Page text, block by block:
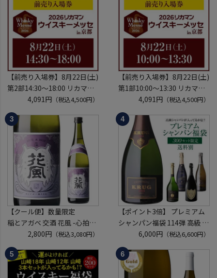
【前売り入場券】8月22日(土)
第2部14:30～18:00 リカマン
ウイスキーメッセ in京都
2026 1枚
入場券となるeチケットは【8
月中旬】にメールにて配信予
※代引き決済不可
4,091円（税込4,500円）
【前売り入場券】8月22日(土)
第1部10:00～13:30 リカマン
ウイスキーメッセ in京都
2026 1枚
入場券となるeチケットは【8
月中旬】にメールにて配信予
※代引き決済不可
4,091円 （税込4,500円）
【クール便】数量限定
稲とアガベ 交酒 花風 -心拍-
KYOTO EDITION 720ml こう
しゅ はなかぜ craft sake クラ
フトサケ 秋田県 男鹿市
2,800円（税込3,080円）
【ポイント3倍】 プレミアム
シャンパン福袋 114弾 高級 シ
ャンパン を探せ トゥルベ ト
レゾール クリュッグ 2004 が
入ってるかも!? 【先着300
本】 シャンパン シャンパーニ
6,000円 （税込6,600円）